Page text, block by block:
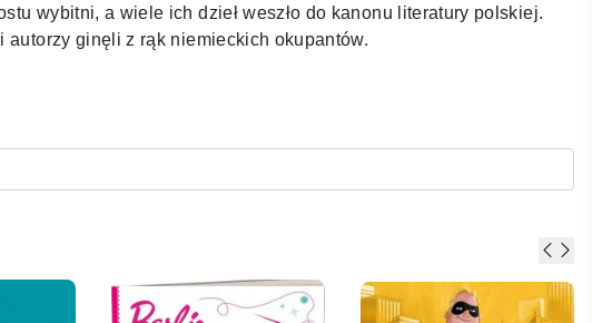
wybitni, a wiele ich dzieł weszło do kanonu literatury polskiej.
ginęli z rąk niemieckich okupantów.